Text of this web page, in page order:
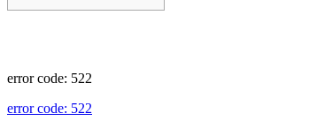
error code: 522
error code: 522